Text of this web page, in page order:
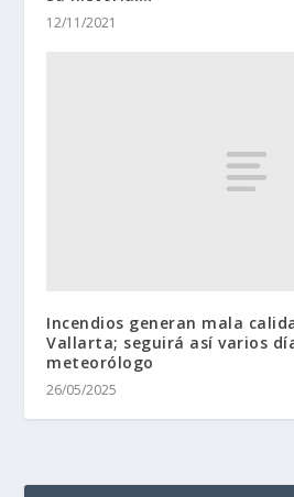
12/11/2021
Incendios generan mala
Vallarta; seguirá así varios
meteorólogo
26/05/2025